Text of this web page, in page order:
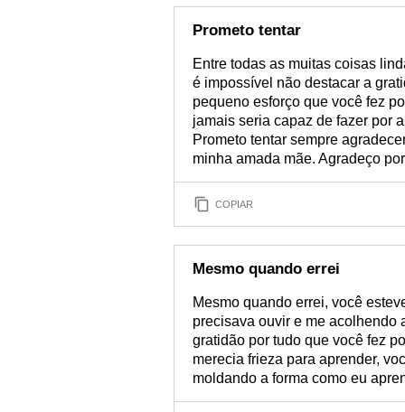
Prometo tentar
Entre todas as muitas coisas
é impossível não destacar a
pequeno esforço que você fez
jamais seria capaz de fazer por
Prometo tentar sempre
minha amada mãe. Agradeço
COPIAR
Mesmo quando errei
Mesmo quando errei, você
precisava ouvir e me acolhendo
gratidão por tudo que você fez
merecia frieza para aprender,
moldando a forma como eu